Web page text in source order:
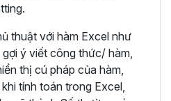
thuật với hàm Excel như
ý viết công thức/ hàm,
thị cú pháp của hàm,
tính toán trong Excel,